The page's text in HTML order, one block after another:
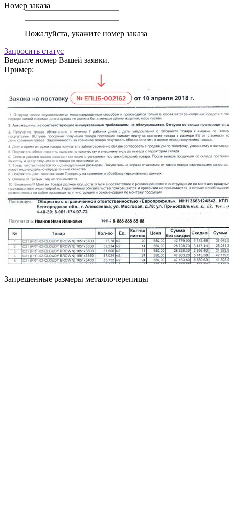
Номер заказа
Пожалуйста, укажите номер заказа
Запросить статус
Введите номер Вашей заявки.
Пример:
Запрещенные размеры металлочерепицы